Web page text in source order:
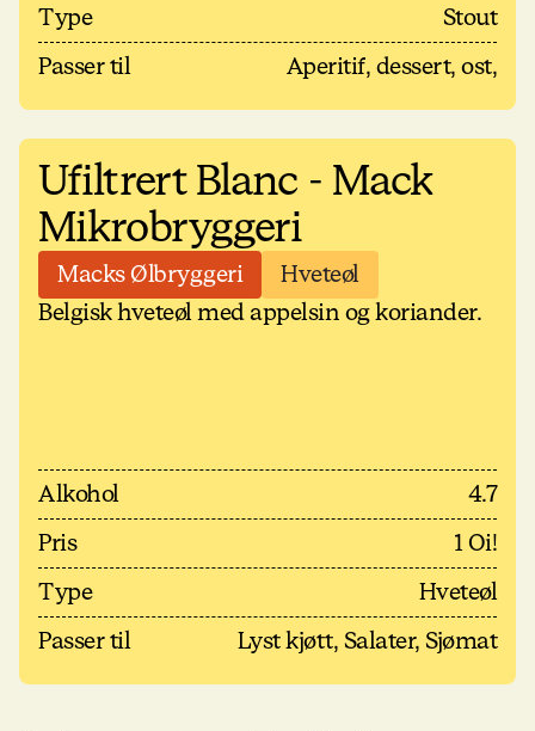
Type
Stout
Passer til
Aperitif, dessert, ost,
Ufiltrert Blanc - Mack
Mikrobryggeri
Macks Ølbryggeri
Hveteøl
Belgisk hveteøl med appelsin og koriander.
Alkohol
4.7
Pris
1 Oi!
Type
Hveteøl
Passer til
Lyst kjøtt, Salater, Sjømat